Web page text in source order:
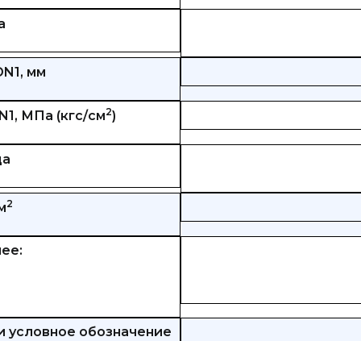
мм
МПа (кгс/см2)
2
условное обозначение